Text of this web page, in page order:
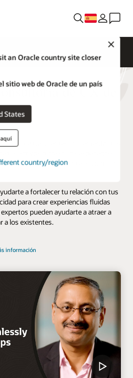
an Oracle country site closer
sitio web de Oracle de un país
States
country/region
de CX de
de tus clientes, incrementar tus
tus activos o crear una experiencia
Para lograrlo, cada interacción con
a fortalecer tu relación con tus
para crear experiencias fluidas
pueden ayudarte a atraer a
a los existentes.
información